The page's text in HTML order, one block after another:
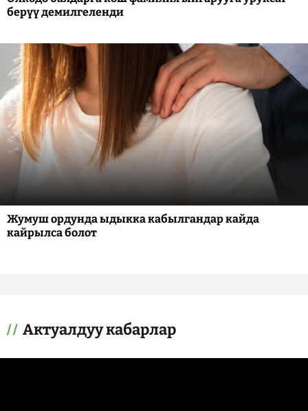
берүү демилгеленди
Жумуш ордунда ыдыкка кабылгандар кайда
кайрылса болот
Актуалдуу кабарлар